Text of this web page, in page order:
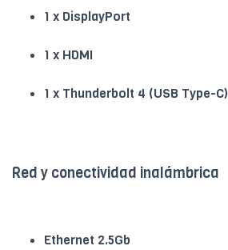
1 x DisplayPort
1 x HDMI
1 x Thunderbolt 4 (USB Type-C)
Red y conectividad inalámbrica
Ethernet 2.5Gb